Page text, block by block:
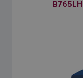
B765LH